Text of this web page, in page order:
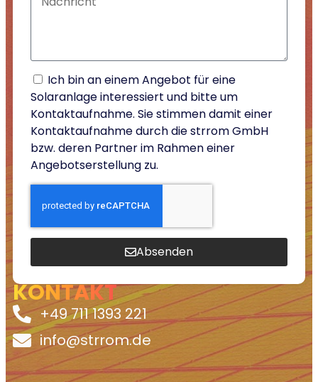
KONTAKT
+49 711 1393 221
info@strrom.de
Ich bin an einem Angebot für eine
Solaranlage interessiert und bitte um
Kontaktaufnahme. Sie stimmen damit einer
Kontaktaufnahme durch die strrom GmbH
bzw. deren Partner im Rahmen einer
Angebotserstellung zu.
Absenden